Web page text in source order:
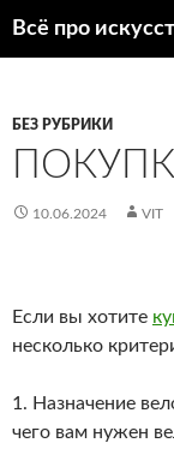
Всё про
БЕЗ РУБРИКИ
10.06.2024 VIT
Если вы хотите
несколько
1. Назначение
чего вам нужен